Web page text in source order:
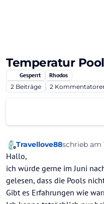
Temperatur
Gesperrt
Rhodos
2 Beiträge 2
Offline
Travellove88schrieb am
zuletzt
Hallo,
ich würde gerne im Juni
gelesen, dass die Pools
Gibt es Erfahrungen wie